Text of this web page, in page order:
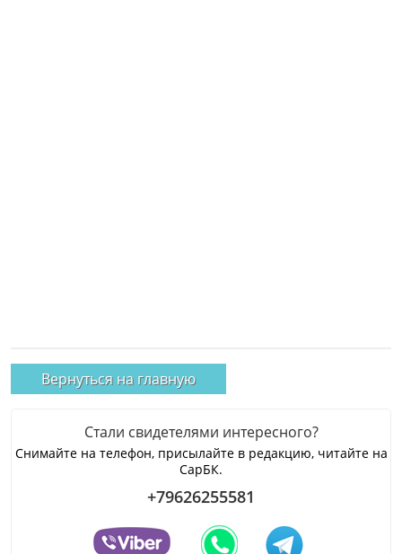
Вернуться на главную
Стали свидетелями интересного?
Снимайте на телефон, присылайте в редакцию, читайте на
СарБК.
+79626255581